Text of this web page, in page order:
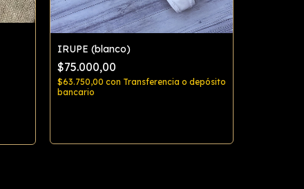
IRUPE (blanco)
$75.000,00
$63.750,00 con Transferencia o depósito
bancario